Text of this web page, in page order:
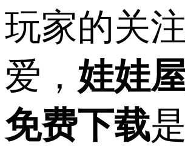
玩家的关
爱， 娃娃
免费下载